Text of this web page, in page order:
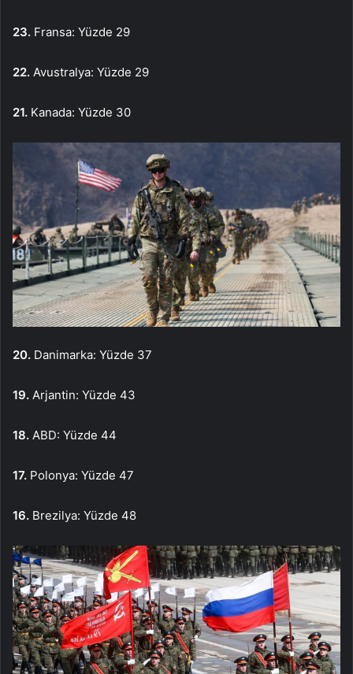
23. Fransa: Yüzde 29
22. Avustralya: Yüzde 29
21. Kanada: Yüzde 30
20. Danimarka: Yüzde 37
19. Arjantin: Yüzde 43
18. ABD: Yüzde 44
17. Polonya: Yüzde 47
16. Brezilya: Yüzde 48